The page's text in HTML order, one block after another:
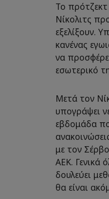
Το
Νίκολιτς
εξελίξουν.
κανένας
να
εσωτερικό
Μετά τον
υπογράψει
εβδομάδα
με τον
ΑΕΚ. Γενικά
δουλεύει
θα είναι